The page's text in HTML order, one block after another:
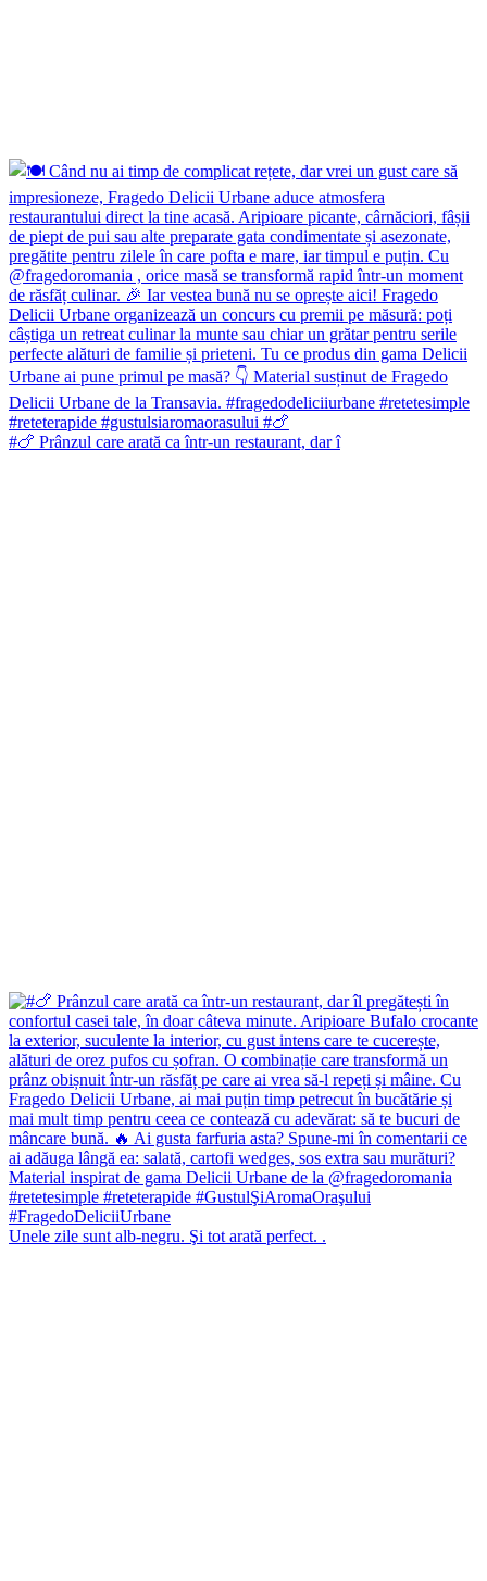
#🍗 Prânzul care arată ca într-un restaurant, dar î
Unele zile sunt alb-negru. Şi tot arată perfect. .